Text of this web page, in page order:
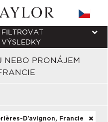
NEBO PRONÁJEM
FILTROVAT
VÝSLEDKY
D'avignon, Francie